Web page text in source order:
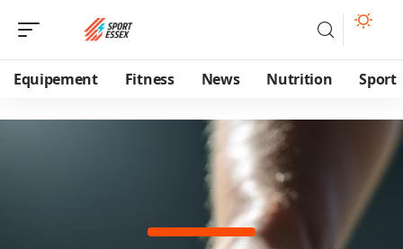
Equipement Fitness News Nutrition Sport